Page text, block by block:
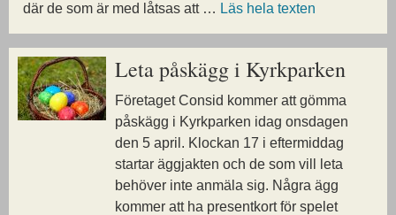
där de som är med låtsas att … Läs hela texten
Leta påskägg i Kyrkparken
Företaget Consid kommer att gömma
påskägg i Kyrkparken idag onsdagen
den 5 april. Klockan 17 i eftermiddag
startar äggjakten och de som vill leta
behöver inte anmäla sig. Några ägg
kommer att ha presentkort för spelet